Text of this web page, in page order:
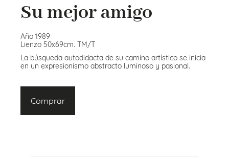
Su mejor amigo
Año 1989
Lienzo 50x69cm. TM/T
La búsqueda autodidacta de su camino artístico se inicia
en un expresionismo abstracto luminoso y pasional.
Comprar